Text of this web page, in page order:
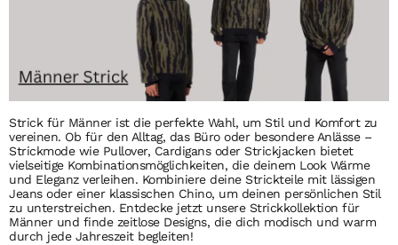
Strick für Männer ist die perfekte Wahl, um Stil und Komfort zu
vereinen. Ob für den Alltag, das Büro oder besondere Anlässe –
Strickmode wie Pullover, Cardigans oder Strickjacken bietet
vielseitige Kombinationsmöglichkeiten, die deinem Look Wärme
und Eleganz verleihen. Kombiniere deine Strickteile mit lässigen
Jeans oder einer klassischen Chino, um deinen persönlichen Stil
zu unterstreichen. Entdecke jetzt unsere Strickkollektion für
Männer und finde zeitlose Designs, die dich modisch und warm
durch jede Jahreszeit begleiten!